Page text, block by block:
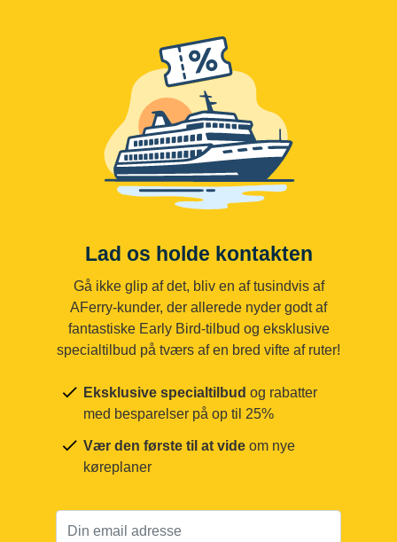
Lad os holde kontakten
Gå ikke glip af det, bliv en af tusindvis af
AFerry-kunder, der allerede nyder godt af
fantastiske Early Bird-tilbud og eksklusive
specialtilbud på tværs af en bred vifte af ruter!
Eksklusive specialtilbud og rabatter
med besparelser på op til 25%
Vær den første til at vide om nye
køreplaner